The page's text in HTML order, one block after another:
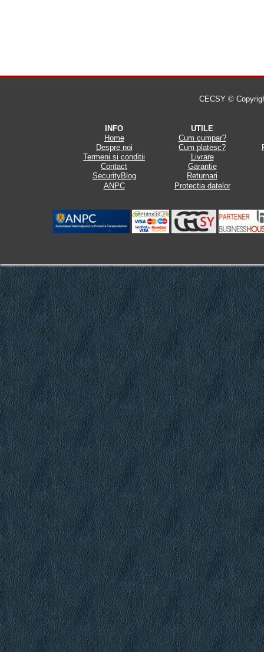
CECSY ©
INFO
UTILE
Home
Cum cumpar?
Despre noi
Cum platesc?
Termeni si conditii
Livrare
Contact
Garantie
SecurityBlog
Returnari
ANPC
Protectia datelor